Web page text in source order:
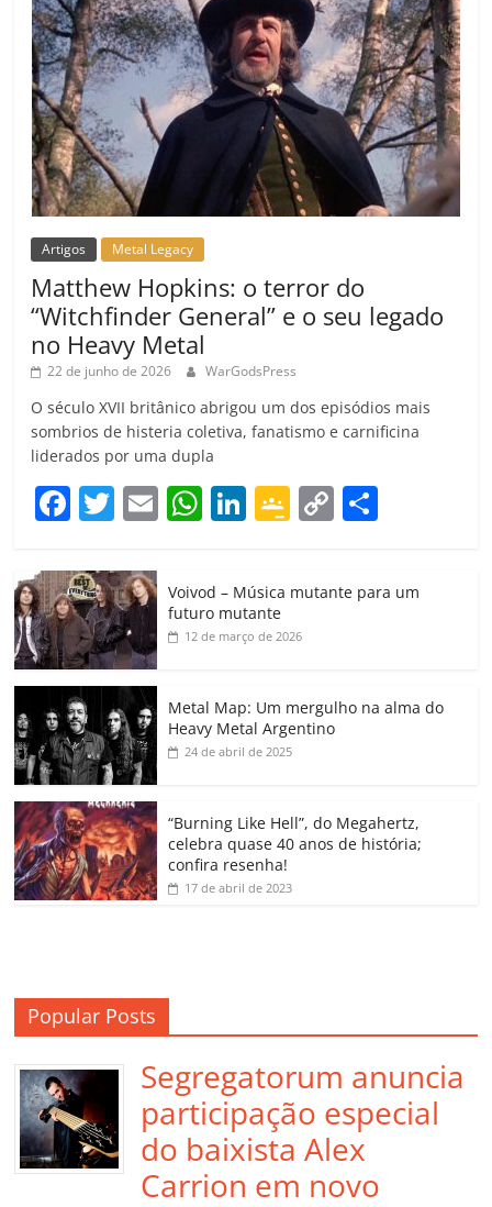
Artigos Metal Legacy
Matthew Hopkins: o terror do
“Witchfinder General” e o seu legado
no Heavy Metal
22 de junho de 2026 WarGodsPress
O século XVII britânico abrigou um dos episódios mais
sombrios de histeria coletiva, fanatismo e carnificina
liderados por uma dupla
F
c
e
b
o
o
k
T
itt
er
E
ai
W
at
s
A
p
Li
k
e
dI
G
gl
e
a
ss
o
m
C
y
k
p
h
Voivod – Música mutante para um
futuro mutante
12 de março de 2026
Metal Map: Um mergulho na alma do
Heavy Metal Argentino
24 de abril de 2025
“Burning Like Hell”, do Megahertz,
celebra quase 40 anos de história;
confira resenha!
17 de abril de 2023
Popular Posts
Segregatorum anuncia
participação especial
do baixista Alex
Carrion em novo